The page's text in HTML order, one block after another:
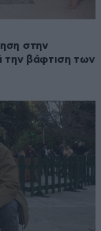
στην
την βάφτιση των